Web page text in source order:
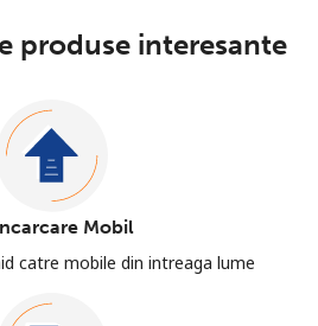
produse interesante
Mobil
catre mobile din intreaga lume